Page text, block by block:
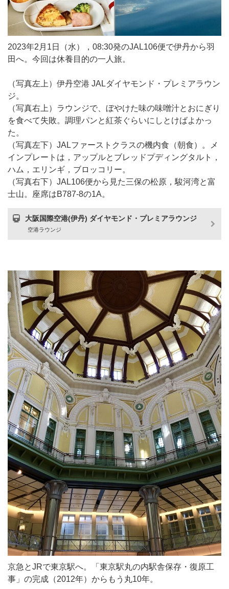
2023年2月1日（水），08:30発のJAL106便で伊丹から羽
田へ。今回は休養目的の一人旅。
（写真左上）伊丹空港 JALダイヤモンド・プレミアラウン
ジ。
（写真右上）ラウンジで、ぼやけた味の味噌汁とおにぎり
を食べて失敗。調理パンと紅茶ぐらいにしとけばよかっ
た。
（写真左下）JALファーストクラスの機内食（朝食）。メ
インプレートは，アップルとブレッドプディングタルト，
ハム，エリンギ，ブロッコリー。
（写真右下）JAL106便から見た三保の松原，駿河湾と富
士山。座席はB787-8の1A。
大阪国際空港(伊丹) ダイヤモンド・プレミアラウンジ
空港ラウンジ
京急とJRで東京駅へ。「東京駅丸の内駅舎保存・復原工
事」の完成（2012年）からもう丸10年。